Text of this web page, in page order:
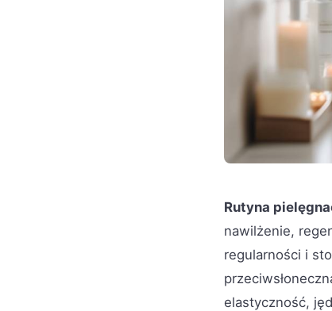
Rutyna
nawilżenie,
regularności i
elastyczność,